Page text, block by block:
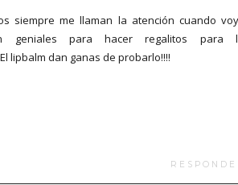
siempre me llaman la atención cuando
geniales para hacer regalitos para
lipbalm dan ganas de probarlo!!!!